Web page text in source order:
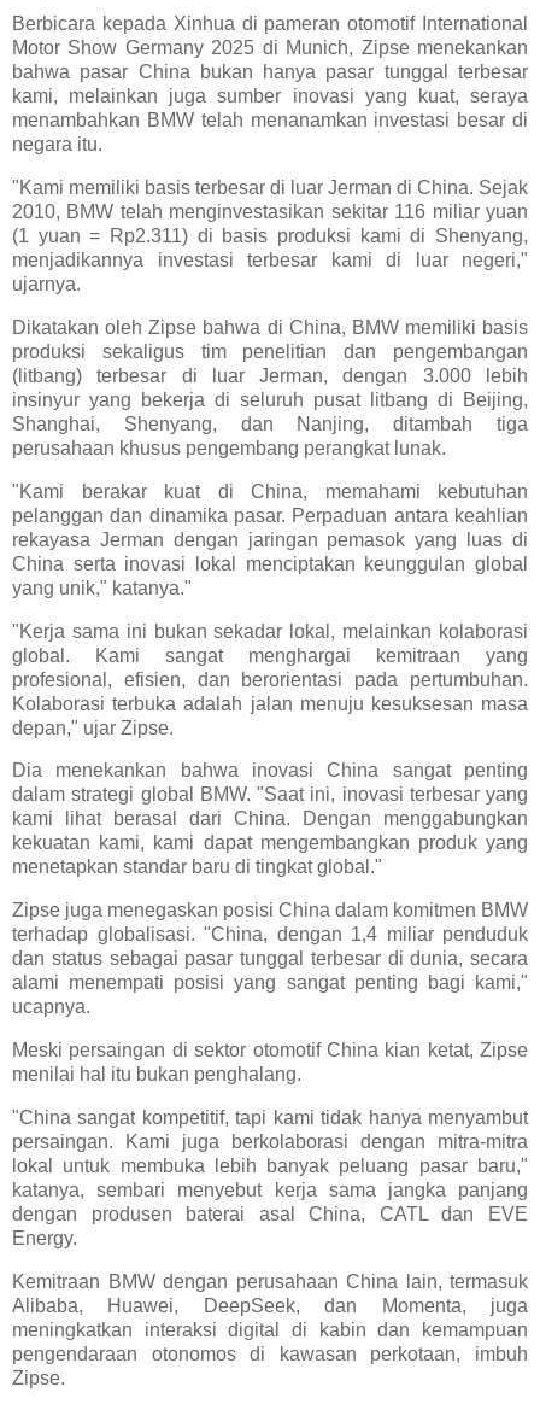
Berbicara kepada Xinhua di pameran otomotif International
Motor Show Germany 2025 di Munich, Zipse menekankan
bahwa pasar China bukan hanya pasar tunggal terbesar
kami, melainkan juga sumber inovasi yang kuat, seraya
menambahkan BMW telah menanamkan investasi besar di
negara itu.
"Kami memiliki basis terbesar di luar Jerman di China. Sejak
2010, BMW telah menginvestasikan sekitar 116 miliar yuan
(1 yuan = Rp2.311) di basis produksi kami di Shenyang,
menjadikannya investasi terbesar kami di luar negeri,"
ujarnya.
Dikatakan oleh Zipse bahwa di China, BMW memiliki basis
produksi sekaligus tim penelitian dan pengembangan
(litbang) terbesar di luar Jerman, dengan 3.000 lebih
insinyur yang bekerja di seluruh pusat litbang di Beijing,
Shanghai, Shenyang, dan Nanjing, ditambah tiga
perusahaan khusus pengembang perangkat lunak.
"Kami berakar kuat di China, memahami kebutuhan
pelanggan dan dinamika pasar. Perpaduan antara keahlian
rekayasa Jerman dengan jaringan pemasok yang luas di
China serta inovasi lokal menciptakan keunggulan global
yang unik," katanya."
"Kerja sama ini bukan sekadar lokal, melainkan kolaborasi
global. Kami sangat menghargai kemitraan yang
profesional, efisien, dan berorientasi pada pertumbuhan.
Kolaborasi terbuka adalah jalan menuju kesuksesan masa
depan," ujar Zipse.
Dia menekankan bahwa inovasi China sangat penting
dalam strategi global BMW. "Saat ini, inovasi terbesar yang
kami lihat berasal dari China. Dengan menggabungkan
kekuatan kami, kami dapat mengembangkan produk yang
menetapkan standar baru di tingkat global."
Zipse juga menegaskan posisi China dalam komitmen BMW
terhadap globalisasi. "China, dengan 1,4 miliar penduduk
dan status sebagai pasar tunggal terbesar di dunia, secara
alami menempati posisi yang sangat penting bagi kami,"
ucapnya.
Meski persaingan di sektor otomotif China kian ketat, Zipse
menilai hal itu bukan penghalang.
"China sangat kompetitif, tapi kami tidak hanya menyambut
persaingan. Kami juga berkolaborasi dengan mitra-mitra
lokal untuk membuka lebih banyak peluang pasar baru,"
katanya, sembari menyebut kerja sama jangka panjang
dengan produsen baterai asal China, CATL dan EVE
Energy.
Kemitraan BMW dengan perusahaan China lain, termasuk
Alibaba, Huawei, DeepSeek, dan Momenta, juga
meningkatkan interaksi digital di kabin dan kemampuan
pengendaraan otonomos di kawasan perkotaan, imbuh
Zipse.